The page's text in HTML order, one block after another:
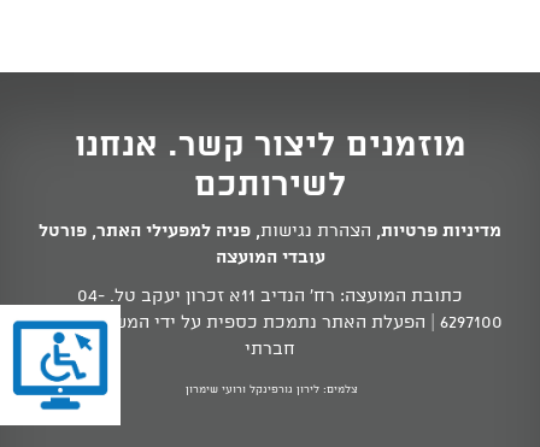
מוזמנים ליצור קשר. אנחנו
לשירותכם
מדיניות פרטיות, הצהרת נגישות, פניה למפעילי האתר, פורטל
עובדי המועצה
כתובת המועצה: רח' הנדיב 11א זכרון יעקב טל.
04-
6297100 | הפעלת האתר נתמכת כספית על ידי המשרד לשוויון
חברתי
צלמים: לירון גורפינקל ורועי שימרון